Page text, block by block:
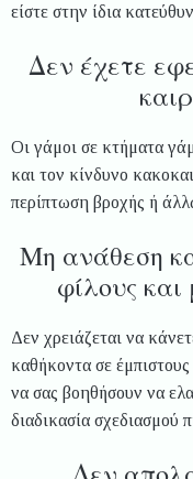
είστε στην ίδια
Δεν έχετε
Οι γάμοι σε κτήματα
και τον κίνδυνο
περίπτωση βροχής ή
Μη ανάθεση
φίλους και
Δεν χρειάζεται να
καθήκοντα σε
να σας βοηθήσουν να
διαδικασία σχεδιασμού